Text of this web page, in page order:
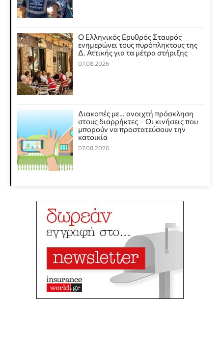
Ο Ελληνικός Ερυθρός Σταυρός
ενημερώνει τους πυρόπληκτους της
Δ. Αττικής για τα μέτρα στήριξης
07.08.2026
Διακοπές με… ανοιχτή πρόσκληση
στους διαρρήκτες – Οι κινήσεις που
μπορούν να προστατεύσουν την
κατοικία
07.08.2026